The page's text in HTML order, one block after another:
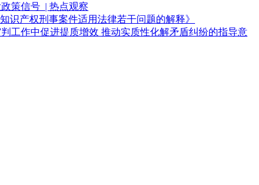
策信号 ​ | 热点观察
识产权刑事案件适用法律若干问题的解释》
工作中促进提质增效 推动实质性化解矛盾纠纷的指导意